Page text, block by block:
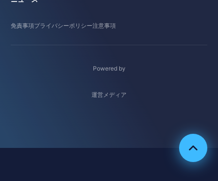
免責事項プライバシーポリシー注意事項
Powered by
運営メディア